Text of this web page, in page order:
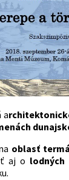
a
oblasť
aj o